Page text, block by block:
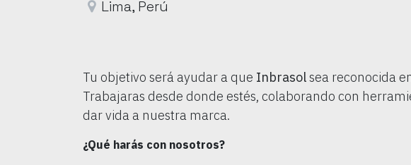
Lima, Perú
Tu objetivo será ayudar a que Inbrasolsea reconocida
Trabajaras desde donde estés, colaborando con
dar vida a nuestra marca.
¿Qué harás con nosotros?